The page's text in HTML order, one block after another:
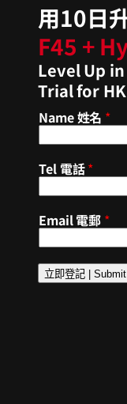
用10日
F45 +
Level Up
Trial for
Name 姓名 *
Tel 電話*
Email 電郵 *
立即登記 | Submit